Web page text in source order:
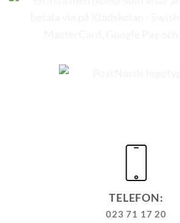
TELEFON:
023 71 17 20